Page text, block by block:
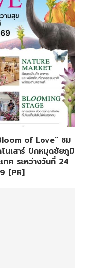
of Love” ชม
นเสาร์ ปักหมุดชัยภูมิ
ทศ ระหว่างวันที่ 24
[PR]